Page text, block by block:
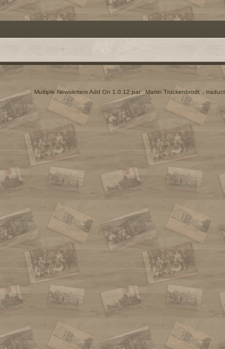
Multiple Newsletters Add On 1.0.12 par Martin Truckenbrodt ,